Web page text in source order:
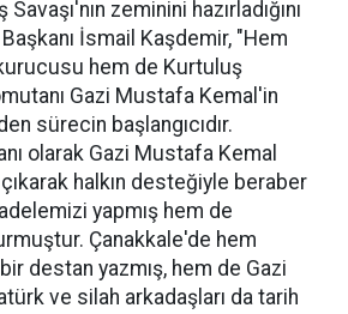
zeminini hazırladığını
İsmail Kaşdemir, "Hem
hem de Kurtuluş
Gazi Mustafa Kemal'in
sürecin başlangıcıdır.
olarak Gazi Mustafa Kemal
halkın desteğiyle beraber
yapmış hem de
Çanakkale'de hem
destan yazmış, hem de Gazi
ve silah arkadaşları da tarih